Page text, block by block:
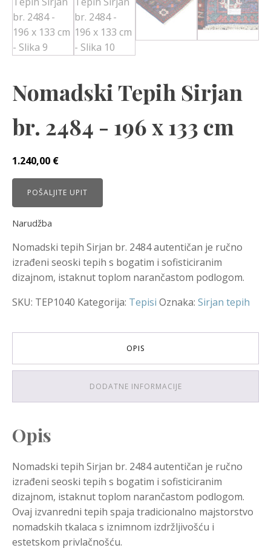
Nomadski Tepih Sirjan
br. 2484 - 196 x 133 cm
1.240,00 €
POŠALJITE UPIT
Narudžba
Nomadski tepih Sirjan br. 2484 autentičan je ručno
izrađeni seoski tepih s bogatim i sofisticiranim
dizajnom, istaknut toplom narančastom podlogom.
SKU: TEP1040 Kategorija: Tepisi Oznaka: Sirjan tepih
OPIS
DODATNE INFORMACIJE
Opis
Nomadski tepih Sirjan br. 2484 autentičan je ručno
izrađeni seoski tepih s bogatim i sofisticiranim
dizajnom, istaknut toplom narančastom podlogom.
Ovaj izvanredni tepih spaja tradicionalno majstorstvo
nomadskih tkalaca s iznimnom izdržljivošću i
estetskom privlačnošću.